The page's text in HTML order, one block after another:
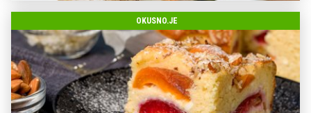
OKUSNO.JE